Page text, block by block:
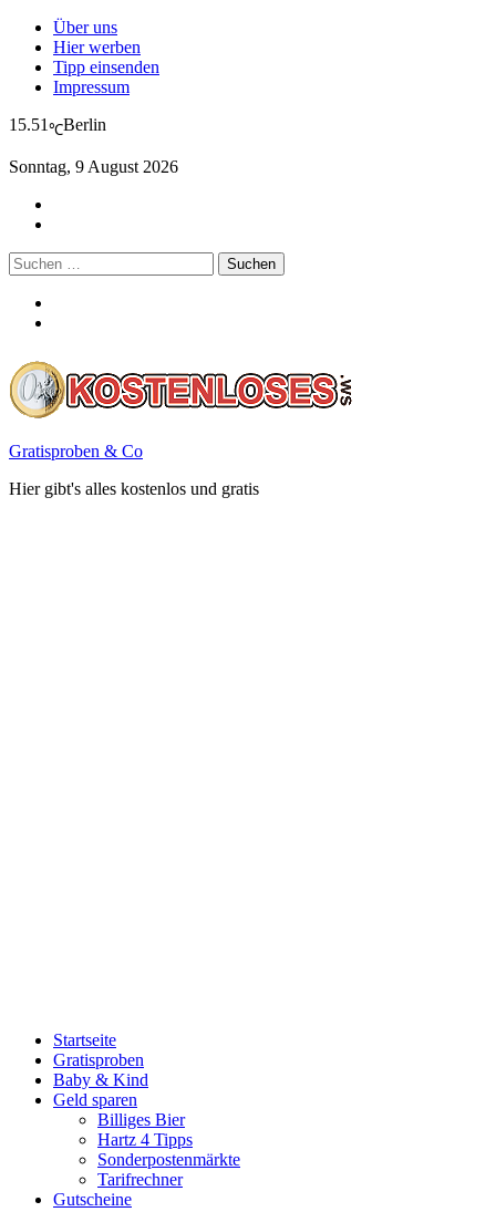
Über uns
Hier werben
Tipp einsenden
Impressum
15.51 ℃Berlin
Sonntag, 9 August 2026
Suchen
nach:
Gratisproben & Co
Hier gibt's alles kostenlos und gratis
Startseite
Gratisproben
Baby & Kind
Geld sparen
Billiges Bier
Hartz 4 Tipps
Sonderpostenmärkte
Tarifrechner
Gutscheine